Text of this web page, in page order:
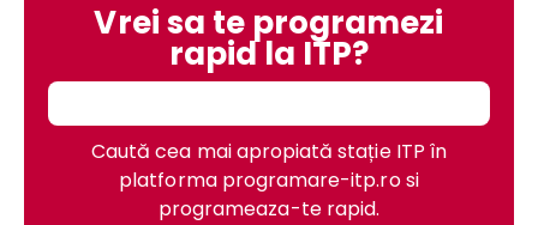
Vrei sa te programezi
rapid la ITP?
Caută cea mai apropiată stație ITP în
platforma programare-itp.ro si
programeaza-te rapid.